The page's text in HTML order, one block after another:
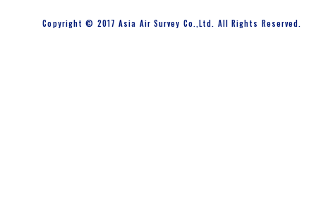
Copyright © 2017 Asia Air Survey Co.,Ltd. All Rights Reserved.